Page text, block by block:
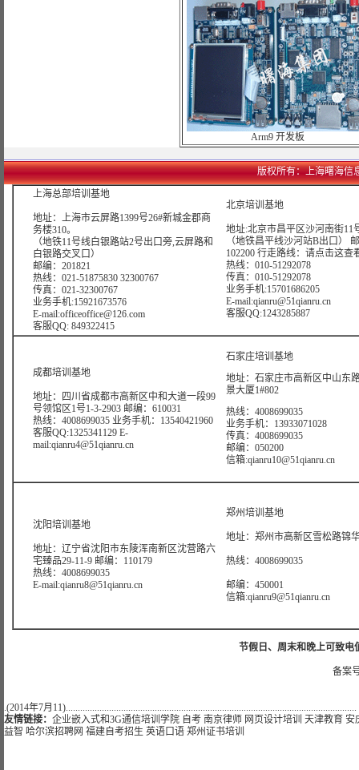
Arm9 开发板
版权所有：上海曙海信
上海总部培训基地
地址：上海市云屏路1399号26#新城金郡商
务楼310。
（地铁11号线白银路站2号出口旁,云屏路和
白银路交叉口）
邮编：201821
热线：021-51875830 32300767
传真：021-32300767
业务手机:15921673576
E-mail:officeoffice@126.com
客服QQ: 849322415
北京培训基地
地址:北京市昌平区沙河南街11
（地铁昌平线沙河站B出口）
102200 行走路线： 请点击这查
热线：010-51292078
传真：010-51292078
业务手机:15701686205
E-mail:qianru@51qianru.cn
客服QQ:1243285887
成都培训基地
地址：四川省成都市高新区中和大道一段99
号领馆区1号1-3-2903 邮编：610031
热线：4008699035 业务手机：13540421960
客服QQ:1325341129 E-
mail:qianru4@51qianru.cn
石家庄培训基地
地址：石家庄市高新区中山东
景大厦1#802
热线：4008699035
业务手机：13933071028
传真：4008699035
邮编：050200
信箱:qianru10@51qianru.cn
沈阳培训基地
地址：辽宁省沈阳市东陵浑南新区沈营路六
宅臻品29-11-9 邮编：110179
热线：4008699035
E-mail:qianru8@51qianru.cn
郑州培训基地
地址：郑州市高新区雪松路锦
热线：4008699035
邮编：450001
信箱:qianru9@51qianru.cn
节假日、周末和晚上可致电
备案
.(2014年7月11).........................................................................................................................
友情链接： 企业嵌入式和3G通信培训学院 自考 南京律师 网页设计培训 天津教育 安
益智 哈尔滨招聘网 福建自考招生 英语口语 郑州证书培训